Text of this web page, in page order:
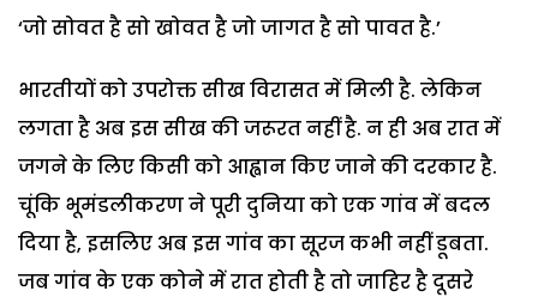
‘जो सोवत है सो खोवत है जो जागत है सो पावत है.’
भारतीयों को उपरोक्त सीख विरासत में मिली है. लेकिन
लगता है अब इस सीख की जरूरत नहीं है. न ही अब रात में
जगने के लिए किसी को आह्वान किए जाने की दरकार है.
चूंकि भूमंडलीकरण ने पूरी दुनिया को एक गांव में बदल
दिया है, इसलिए अब इस गांव का सूरज कभी नहीं डूबता.
जब गांव के एक कोने में रात होती है तो जाहिर है दूसरे